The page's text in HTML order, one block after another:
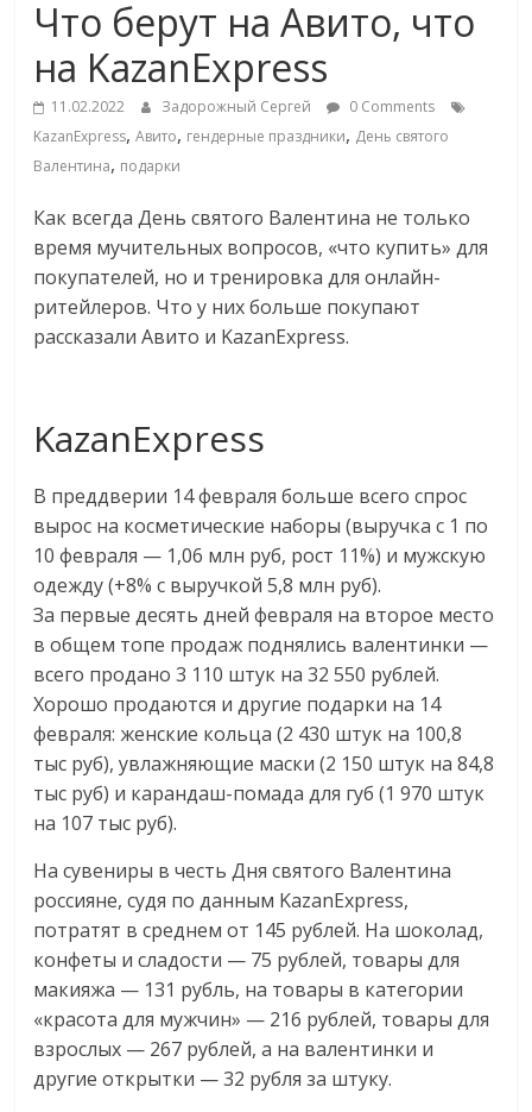
Commerce,
омниканальном
ритейле,
логистике,
технологиях,
Портал
об
торговле,
сервисах
для
Commerce,
ритейле,
логистике,
технологиях,
соцсетях.
Нам
важно,
как
как
Сеть
меняет
жизнь
людей
обсудить
эти
Что берут на Авито, что
на KazanExpress
11.02.2022 Задорожный Сергей
0 Comments
KazanExpress,Авито, гендерные праздники, День святого
Валентина, подарки
Как всегда День святого Валентина не только
время мучительных вопросов, «что купить» для
покупателей, но и тренировка для онлайн-
ритейлеров. Что у них больше покупают
рассказали Авито и KazanExpress.
KazanExpress
В преддверии 14 февраля больше всего спрос
вырос на косметические наборы (выручка с 1 по
10 февраля — 1,06 млн руб, рост 11%) и мужскую
одежду (+8% с выручкой 5,8 млн руб).
За первые десять дней февраля на второе место
в общем топе продаж поднялись валентинки —
всего продано 3 110 штук на 32 550 рублей.
Хорошо продаются и другие подарки на 14
февраля: женские кольца (2 430 штук на 100,8
тыс руб), увлажняющие маски (2 150 штук на 84,8
тыс руб) и карандаш-помада для губ (1 970 штук
на 107 тыс руб).
На сувениры в честь Дня святого Валентина
россияне, судя по данным KazanExpress,
потратят в среднем от 145 рублей. На шоколад,
конфеты и сладости — 75 рублей, товары для
макияжа — 131 рубль, на товары в категории
«красота для мужчин» — 216 рублей, товары для
взрослых — 267 рублей, а на валентинки и
другие открытки — 32 рубля за штуку.